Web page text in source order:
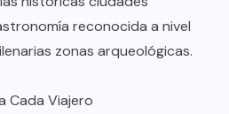
reconocida a nivel
zonas arqueológicas.
Cada Viajero